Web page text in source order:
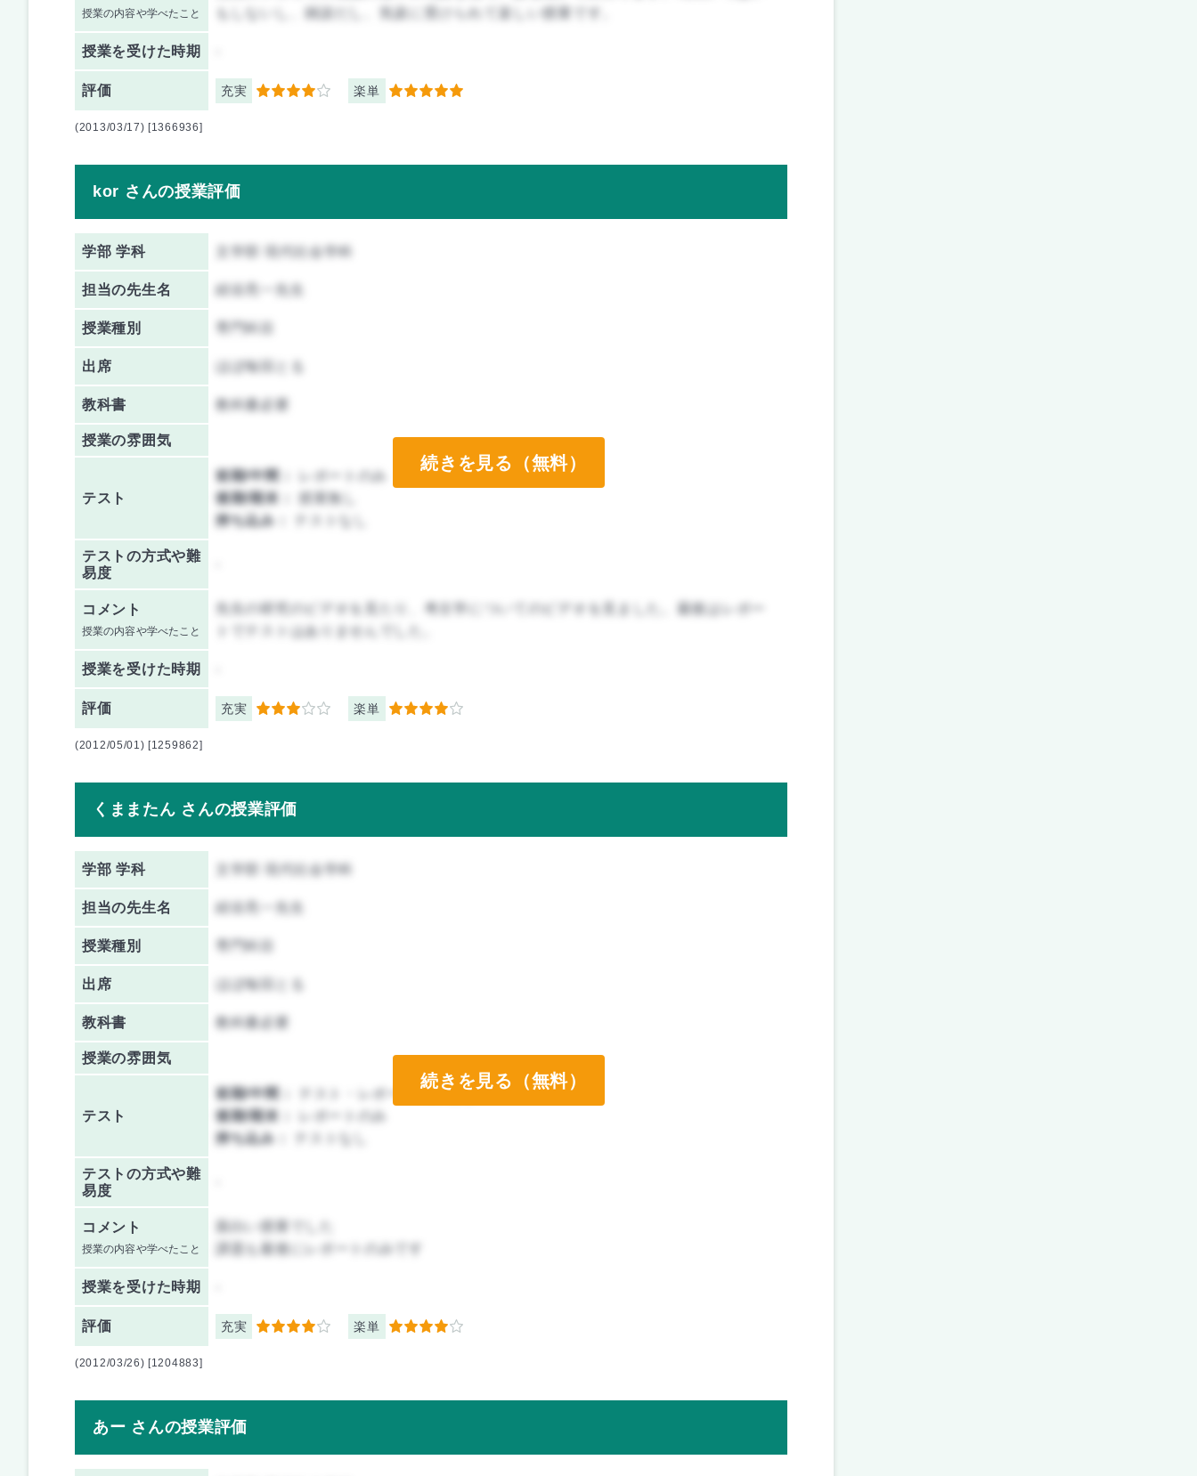
授業の内容や学べたこと
もしないし、雑談だし、気楽に受けられて楽しい授業です。
授業を受けた時期
評価 充実 4 楽単 5
(2013/03/17) [1366936]
kor さんの授業評価
学部 学科 文学部 現代社会学科
担当の先生名
授業種別 専門科目
出席 ほぼ毎回とる
教科書 教科書必要
授業の雰囲気
テスト
前期/中間：
レポートのみ
後期/期末：
授業無し
持ち込み：
テストの方式や難
易度
コメント
授業の内容や学べたこと
先生の研究のビデオを見たり、考古学についてのビデオを見ました。最後はレポー
トでテストはありませんでした。
授業を受けた時期
評価 充実 3 楽単 4
続きを見る（無料）
(2012/05/01) [1259862]
くままたん さんの授業評価
学部 学科 文学部 現代社会学科
担当の先生名
授業種別 専門科目
出席 ほぼ毎回とる
教科書 教科書必要
授業の雰囲気
テスト
前期/中間：
テスト・レポート両方なし
後期/期末：
レポートのみ
持ち込み：
テストの方式や難
易度
コメント
授業の内容や学べたこと
課題も最後にレポートのみです
授業を受けた時期
評価 充実 4 楽単 4
続きを見る（無料）
(2012/03/26) [1204883]
あー さんの授業評価